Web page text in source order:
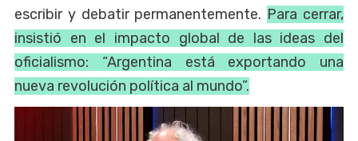
escribir y debatir permanentemente. Para cerrar,
insistió en el impacto global de las ideas del
oficialismo: “Argentina está exportando una
nueva revolución política al mundo”.